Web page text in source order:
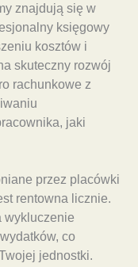
znajdują się w
księgowy
kosztów i
skuteczny rozwój
rachunkowe z
jaki
przez placówki
rentowna licznie.
wykluczenie
co
jednostki.